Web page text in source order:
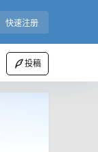
快速注册
投稿